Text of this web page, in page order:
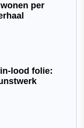
per
lood folie: